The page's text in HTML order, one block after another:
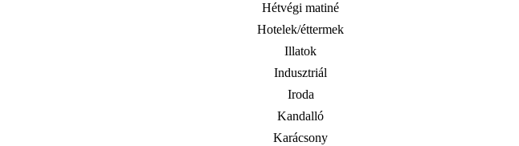
Hétvégi matiné
Hotelek/éttermek
Illatok
Indusztriál
Iroda
Kandalló
Karácsony